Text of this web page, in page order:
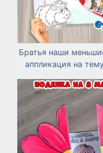
Братья наши
аппликация на